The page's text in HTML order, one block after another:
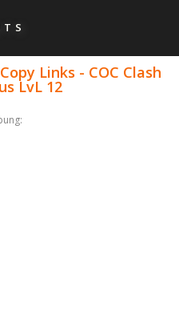
Links - COC Clash
LvL 12